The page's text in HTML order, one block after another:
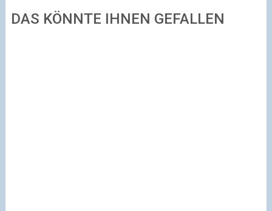
DAS KÖNNTE IHNEN GEFALLEN